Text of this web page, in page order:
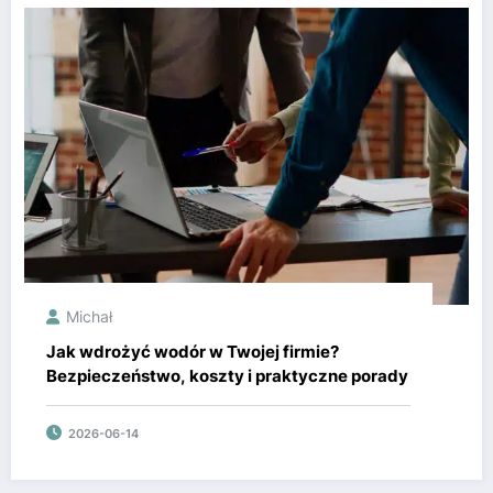
Michał
Jak wdrożyć wodór w Twojej firmie?
Bezpieczeństwo, koszty i praktyczne porady
2026-06-14